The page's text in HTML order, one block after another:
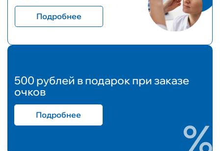
Подробнее
500 рублей в подарок при заказе
очков
Подробнее